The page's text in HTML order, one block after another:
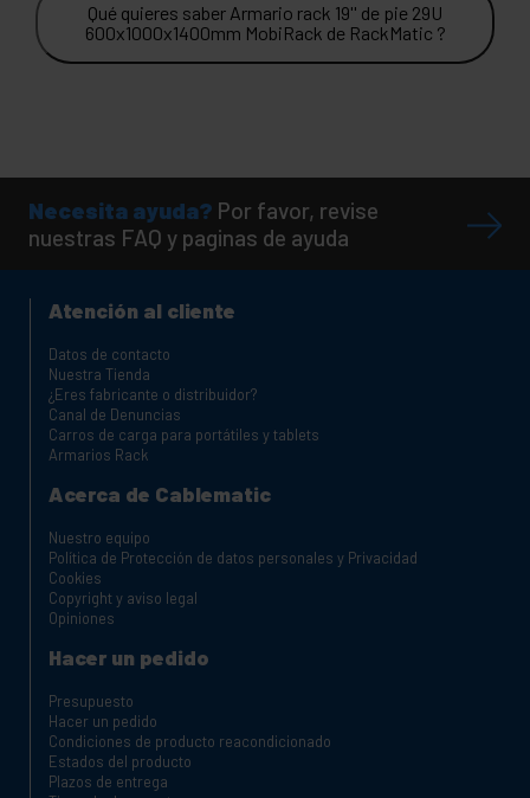
Qué quieres saber Armario rack 19'' de pie 29U
600x1000x1400mm MobiRack de RackMatic ?
Necesita ayuda? Por favor, revise
nuestras FAQ y paginas de ayuda
Atención al cliente
Datos de contacto
Nuestra Tienda
¿Eres fabricante o distribuidor?
Canal de Denuncias
Carros de carga para portátiles y tablets
Armarios Rack
Acerca de Cablematic
Nuestro equipo
Política de Protección de datos personales y Privacidad
Cookies
Copyright y aviso legal
Opiniones
Hacer un pedido
Presupuesto
Hacer un pedido
Condiciones de producto reacondicionado
Estados del producto
Plazos de entrega